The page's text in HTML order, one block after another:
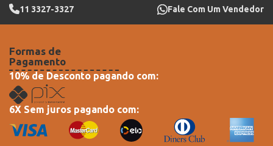
11 3327-3327 Fale Com Um Vendedor
Formas de
Pagamento
10% de Desconto pagando com:
6X Sem juros pagando com: